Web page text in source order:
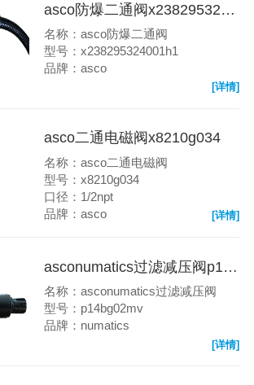
asco防爆二通阀x238295324001h1
名称：asco防爆二通阀
型号：x238295324001h1
品牌：asco
[详情]
asco二通电磁阀x8210g034
名称：asco二通电磁阀
型号：x8210g034
口径：1/2npt
品牌：asco
[详情]
asconumatics过滤减压阀p14bg02mv
名称：asconumatics过滤减压阀
型号：p14bg02mv
品牌：numatics
[详情]